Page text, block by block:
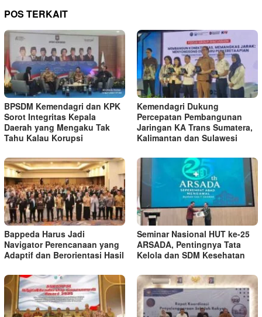
POS TERKAIT
BPSDM Kemendagri dan KPK
Sorot Integritas Kepala
Daerah yang Mengaku Tak
Tahu Kalau Korupsi
Kemendagri Dukung
Percepatan Pembangunan
Jaringan KA Trans Sumatera,
Kalimantan dan Sulawesi
Bappeda Harus Jadi
Navigator Perencanaan yang
Adaptif dan Berorientasi Hasil
Seminar Nasional HUT ke-25
ARSADA, Pentingnya Tata
Kelola dan SDM Kesehatan